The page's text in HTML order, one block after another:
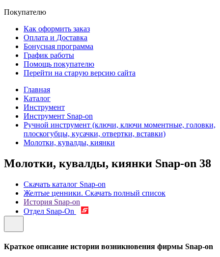
Покупателю
Как оформить заказ
Оплата и Доставка
Бонусная программа
График работы
Помощь покупателю
Перейти на старую версию сайта
Главная
Каталог
Инструмент
Инструмент Snap-on
Ручной инструмент (ключи, ключи моментные, головки,
плоскогубцы, кусачки, отвертки, вставки)
Молотки, кувалды, киянки
Молотки, кувалды, киянки Snap-on 38
Скачать каталог Snap-on
Желтые ценники. Скачать полный список
История Snap-on
Отдел Snap-On
Краткое описание истории возникновения фирмы Snap-on